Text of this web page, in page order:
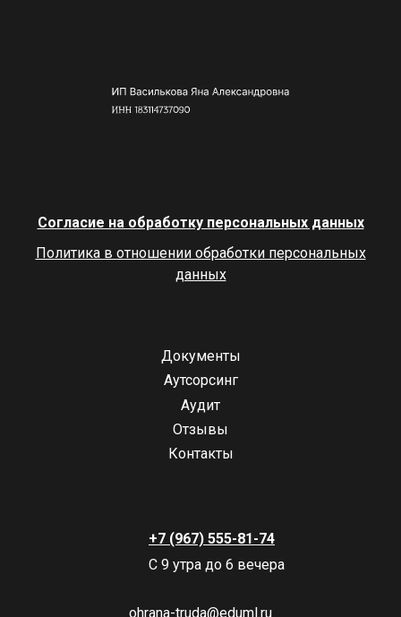
Согласие на обработку персональных данных
Политика в отношении обработки персональных
данных
Документы
Аутсорсинг
Аудит
Отзывы
Контакты
+7 (967) 555-81-74
С 9 утра до 6 вечера
ohrana-truda@eduml.ru